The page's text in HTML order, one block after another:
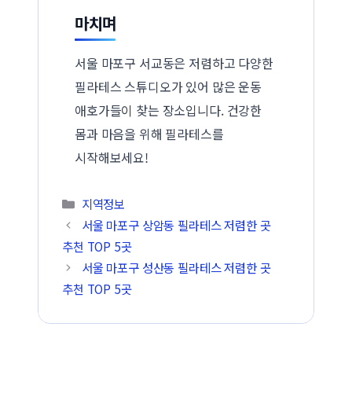
마치며
서울 마포구 서교동은 저렴하고 다양한
필라테스 스튜디오가 있어 많은 운동
애호가들이 찾는 장소입니다. 건강한
몸과 마음을 위해 필라테스를
시작해보세요!
카테고리
지역정보
서울 마포구 상암동 필라테스 저렴한 곳
추천 TOP 5곳
서울 마포구 성산동 필라테스 저렴한 곳
추천 TOP 5곳